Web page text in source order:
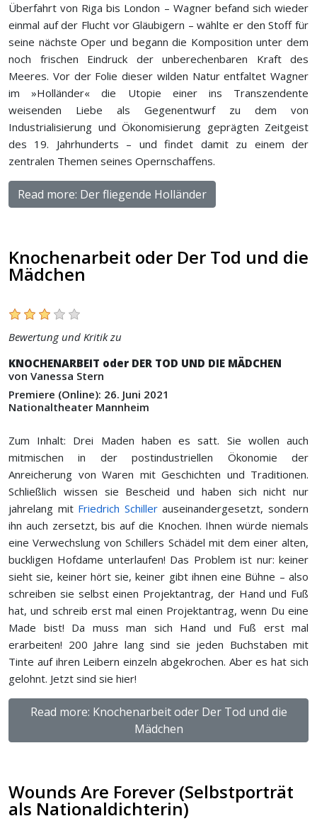
Überfahrt von Riga bis London – Wagner befand sich wieder
einmal auf der Flucht vor Gläubigern – wählte er den Stoff für
seine nächste Oper und begann die Komposition unter dem
noch frischen Eindruck der unberechenbaren Kraft des
Meeres. Vor der Folie dieser wilden Natur entfaltet Wagner
im »Holländer« die Utopie einer ins Transzendente
weisenden Liebe als Gegenentwurf zu dem von
Industrialisierung und Ökonomisierung geprägten Zeitgeist
des 19. Jahrhunderts – und findet damit zu einem der
zentralen Themen seines Opernschaffens.
Read more: Der fliegende Holländer
Knochenarbeit oder Der Tod und die
Mädchen
Bewertung und Kritik zu
KNOCHENARBEIT oder DER TOD UND DIE MÄDCHEN
von Vanessa Stern
Premiere (Online): 26. Juni 2021
Nationaltheater Mannheim
Zum Inhalt: Drei Maden haben es satt. Sie wollen auch
mitmischen in der postindustriellen Ökonomie der
Anreicherung von Waren mit Geschichten und Traditionen.
Schließlich wissen sie Bescheid und haben sich nicht nur
jahrelang mit Friedrich Schillerauseinandergesetzt, sondern
ihn auch zersetzt, bis auf die Knochen. Ihnen würde niemals
eine Verwechslung von Schillers Schädel mit dem einer alten,
buckligen Hofdame unterlaufen! Das Problem ist nur: keiner
sieht sie, keiner hört sie, keiner gibt ihnen eine Bühne – also
schreiben sie selbst einen Projektantrag, der Hand und Fuß
hat, und schreib erst mal einen Projektantrag, wenn Du eine
Made bist! Da muss man sich Hand und Fuß erst mal
erarbeiten! 200 Jahre lang sind sie jeden Buchstaben mit
Tinte auf ihren Leibern einzeln abgekrochen. Aber es hat sich
gelohnt. Jetzt sind sie hier!
Read more: Knochenarbeit oder Der Tod und die
Mädchen
Wounds Are Forever (Selbstporträt
als Nationaldichterin)